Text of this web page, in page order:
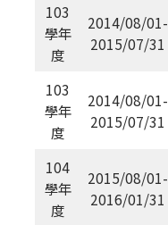
103
學年
度
2014/08/01-
2015/07/31
103
學年
度
2014/08/01-
2015/07/31
104
學年
度
2015/08/01-
2016/01/31